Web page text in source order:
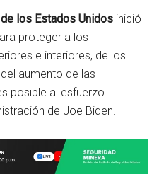
los Estados Unidos inició
proteger a los
e interiores, de los
aumento de las
posible al esfuerzo
de Joe Biden.